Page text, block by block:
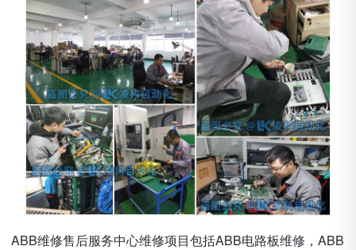
ABB维修售后服务中心维修项目包括ABB电路板维修，ABB